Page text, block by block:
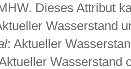
Dieses Attribut
Wasserstand
: Aktueller
Wasserstand